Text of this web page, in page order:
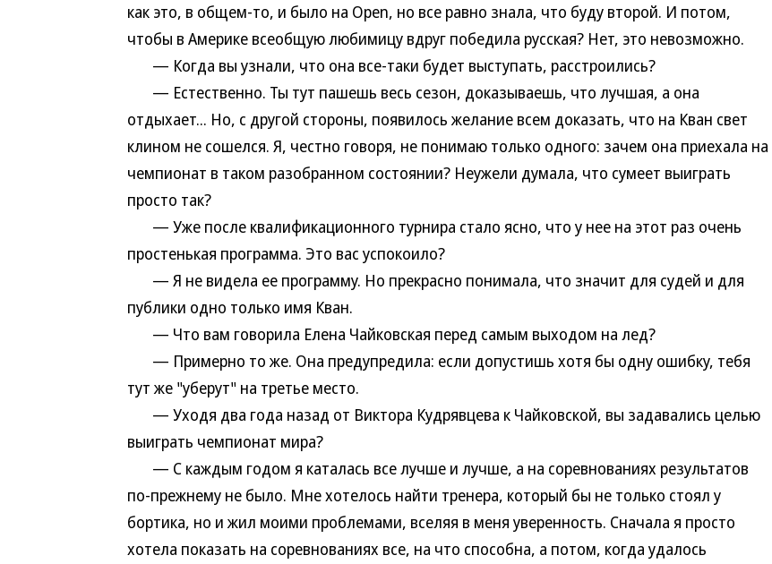
как это, в общем-то, и было на Open, но все равно знала, что буду второй. И потом,
чтобы в Америке всеобщую любимицу вдруг победила русская? Нет, это невозможно.
— Когда вы узнали, что она все-таки будет выступать, расстроились?
— Естественно. Ты тут пашешь весь сезон, доказываешь, что лучшая, а она
отдыхает... Но, с другой стороны, появилось желание всем доказать, что на Кван свет
клином не сошелся. Я, честно говоря, не понимаю только одного: зачем она приехала на
чемпионат в таком разобранном состоянии? Неужели думала, что сумеет выиграть
просто так?
— Уже после квалификационного турнира стало ясно, что у нее на этот раз очень
простенькая программа. Это вас успокоило?
— Я не видела ее программу. Но прекрасно понимала, что значит для судей и для
публики одно только имя Кван.
— Что вам говорила Елена Чайковская перед самым выходом на лед?
— Примерно то же. Она предупредила: если допустишь хотя бы одну ошибку, тебя
тут же "уберут" на третье место.
— Уходя два года назад от Виктора Кудрявцева к Чайковской, вы задавались целью
выиграть чемпионат мира?
— С каждым годом я каталась все лучше и лучше, а на соревнованиях результатов
по-прежнему не было. Мне хотелось найти тренера, который бы не только стоял у
бортика, но и жил моими проблемами, вселяя в меня уверенность. Сначала я просто
хотела показать на соревнованиях все, на что способна, а потом, когда удалось